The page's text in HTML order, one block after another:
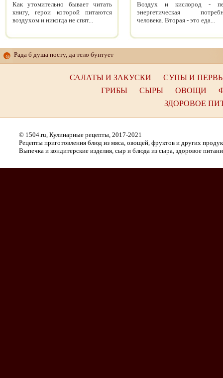
Как утомительно бывает читать
книгу, герои которой питаются
воздухом и никогда не спят...
Воздух и кислород -
энергетическая
человека. Вторая - это еда...
Рада б душа посту, да тело бунтует
САЛАТЫ И ЗАКУСКИ
СУПЫ И
ГРИБЫ
СЫРЫ ОВОЩИ
ЗДОРОВОЕ
© 1504.ru, Кулинарные рецепты, 2017-2021
Рецепты приготовления блюд из мяса, овощей, фруктов и других
Выпечка и кондитерские изделия, сыр и блюда из сыра, здоровое